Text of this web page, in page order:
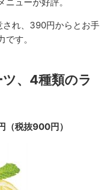
ューが好評。
れ、390円からとお手
す。
、4種類のラ
（税抜900円）